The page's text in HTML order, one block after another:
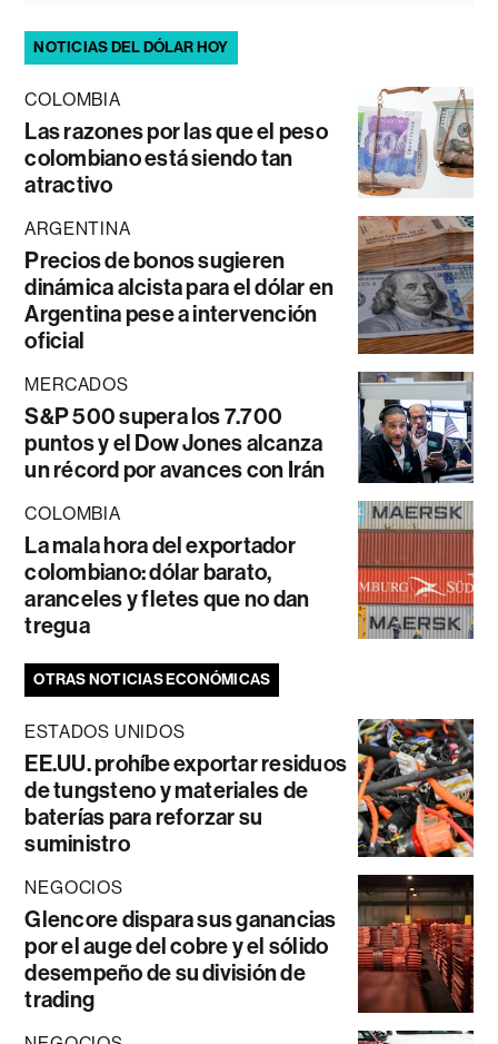
NOTICIAS DEL DÓLAR HOY
COLOMBIA
Las razones por las que el peso
colombiano está siendo tan
atractivo
ARGENTINA
Precios de bonos sugieren
dinámica alcista para el dólar en
Argentina pese a intervención
oficial
MERCADOS
S&P 500 supera los 7.700
puntos y el Dow Jones alcanza
un récord por avances con Irán
COLOMBIA
La mala hora del exportador
colombiano: dólar barato,
aranceles y fletes que no dan
tregua
OTRAS NOTICIAS ECONÓMICAS
ESTADOS UNIDOS
EE.UU. prohíbe exportar residuos
de tungsteno y materiales de
baterías para reforzar su
suministro
NEGOCIOS
Glencore dispara sus ganancias
por el auge del cobre y el sólido
desempeño de su división de
trading